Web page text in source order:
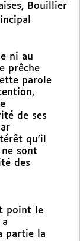
Bouillier
ni au
prêche
parole
de ses
qu’il
ne sont
des
point le
partie la